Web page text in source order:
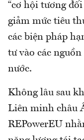
“cơ hội tương
giảm mức tiêu
các biện pháp
tư vào các
nước.
Không lâu sau
Liên minh châu
REPowerEU